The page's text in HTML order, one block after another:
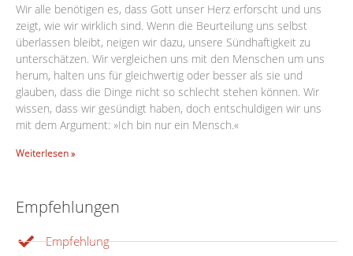
Wir alle benötigen es, dass Gott unser Herz erforscht und uns
zeigt, wie wir wirklich sind. Wenn die Beurteilung uns selbst
überlassen bleibt, neigen wir dazu, unsere Sündhaftigkeit zu
unterschätzen. Wir vergleichen uns mit den Menschen um uns
herum, halten uns für gleichwertig oder besser als sie und
glauben, dass die Dinge nicht so schlecht stehen können. Wir
wissen, dass wir gesündigt haben, doch entschuldigen wir uns
mit dem Argument: »Ich bin nur ein Mensch.«
Weiterlesen »
Empfehlungen
Empfehlung